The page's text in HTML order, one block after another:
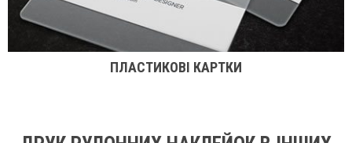
ПЛАСТИКОВІ КАРТКИ